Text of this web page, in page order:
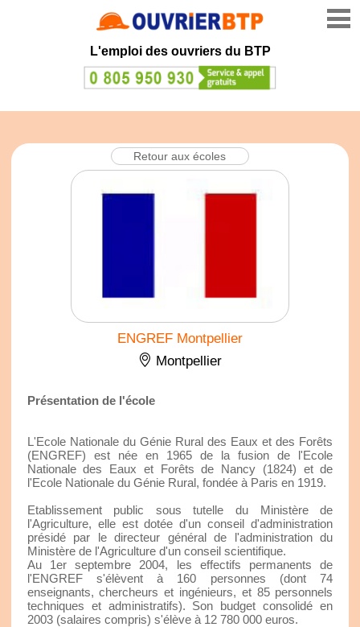
L'emploi des ouvriers du BTP
Retour aux écoles
ENGREF Montpellier
Montpellier
Présentation de l'école
L'Ecole Nationale du Génie Rural des Eaux et des Forêts
(ENGREF) est née en 1965 de la fusion de l'Ecole
Nationale des Eaux et Forêts de Nancy (1824) et de
l'Ecole Nationale du Génie Rural, fondée à Paris en 1919.
Etablissement public sous tutelle du Ministère de
l'Agriculture, elle est dotée d'un conseil d'administration
présidé par le directeur général de l'administration du
Ministère de l'Agriculture d'un conseil scientifique.
Au 1er septembre 2004, les effectifs permanents de
l'ENGREF s'élèvent à 160 personnes (dont 74
enseignants, chercheurs et ingénieurs, et 85 personnels
techniques et administratifs). Son budget consolidé en
2003 (salaires compris) s'élève à 12 780 000 euros.